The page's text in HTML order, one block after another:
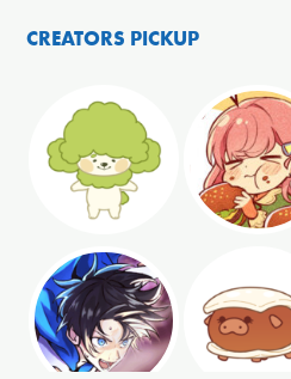
CREATORS PICKUP